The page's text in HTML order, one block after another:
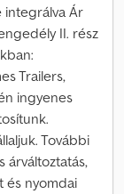
integrálva Ár
II. rész
Trailers,
ingyenes
További
árváltoztatás,
és nyomdai